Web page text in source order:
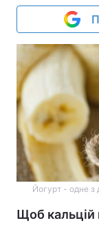
Йогурт - одне з
Щоб кальцій